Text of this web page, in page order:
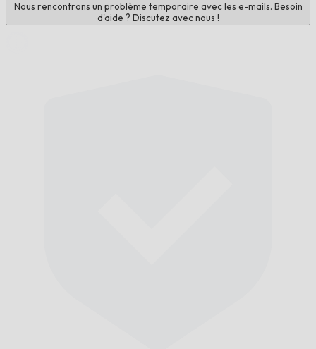
Nous rencontrons un problème temporaire avec les e-mails. Besoin
d'aide ? Discutez avec nous !